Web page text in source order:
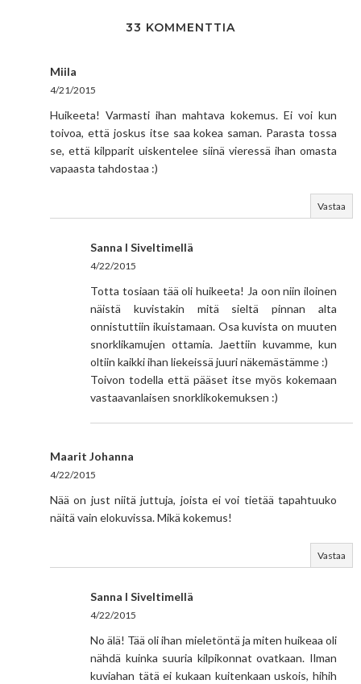
33 KOMMENTTIA
Miila
4/21/2015
Huikeeta! Varmasti ihan mahtava kokemus. Ei voi kun
toivoa, että joskus itse saa kokea saman. Parasta tossa
se, että kilpparit uiskentelee siinä vieressä ihan omasta
vapaasta tahdostaa :)
Vastaa
Sanna I Siveltimellä
4/22/2015
Totta tosiaan tää oli huikeeta! Ja oon niin iloinen
näistä kuvistakin mitä sieltä pinnan alta
onnistuttiin ikuistamaan. Osa kuvista on muuten
snorklikamujen ottamia. Jaettiin kuvamme, kun
oltiin kaikki ihan liekeissä juuri näkemästämme :)
Toivon todella että pääset itse myös kokemaan
vastaavanlaisen snorklikokemuksen :)
Maarit Johanna
4/22/2015
Nää on just niitä juttuja, joista ei voi tietää tapahtuuko
näitä vain elokuvissa. Mikä kokemus!
Vastaa
Sanna I Siveltimellä
4/22/2015
No älä! Tää oli ihan mieletöntä ja miten huikeaa oli
nähdä kuinka suuria kilpikonnat ovatkaan. Ilman
kuviahan tätä ei kukaan kuitenkaan uskois, hihih